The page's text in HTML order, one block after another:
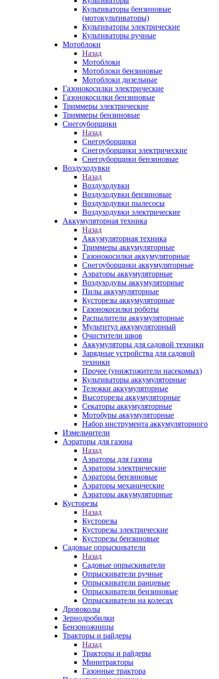
Культиваторы бензиновые
(мотокультиваторы)
Культиваторы электрические
Культиваторы ручные
Мотоблоки
Назад
Мотоблоки
Мотоблоки бензиновые
Мотоблоки дизельные
Газонокосилки электрические
Газонокосилки бензиновые
Триммеры электрические
Триммеры бензиновые
Снегоуборщики
Назад
Снегоуборщики
Снегоуборщики электрические
Снегоуборщики бензиновые
Воздуходувки
Назад
Воздуходувки
Воздуходувки бензиновые
Воздуходувки пылесосы
Воздуходувки электрические
Аккумуляторная техника
Назад
Аккумуляторная техника
Триммеры аккумуляторные
Газонокосилки аккумуляторные
Снегоуборщики аккумуляторные
Аэраторы аккумуляторные
Воздуходувы аккумуляторные
Пилы аккумуляторные
Кусторезы аккумуляторные
Газонокосилки роботы
Распылители аккумуляторные
Мультитул аккумуляторный
Очистители швов
Аккумуляторы для садовой техники
Зарядные устройства для садовой
техники
Прочее (унижтожители насекомых)
Культиваторы аккумуляторные
Тележки аккумуляторные
Высоторезы аккумуляторные
Секаторы аккумуляторные
Мотобуры аккумуляторные
Набор инструмента аккумуляторного
Измельчители
Аэраторы для газона
Назад
Аэраторы для газона
Аэраторы электрические
Аэраторы бензиновые
Аэраторы механические
Аэраторы аккумуляторные
Кусторезы
Назад
Кусторезы
Кусторезы электрические
Кусторезы бензиновые
Садовые опрыскиватели
Назад
Садовые опрыскиватели
Опрыскиватели ручные
Опрыскиватели ранцевые
Опрыскиватели бензиновые
Опрыскиватели на колесах
Дровоколы
Зернодробилки
Бензоножницы
Тракторы и райдеры
Назад
Тракторы и райдеры
Минитракторы
Газонные трактора